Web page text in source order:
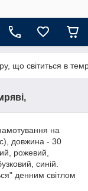
що світиться в
на
довжина - 30
рожевий,
синій.
денним світлом